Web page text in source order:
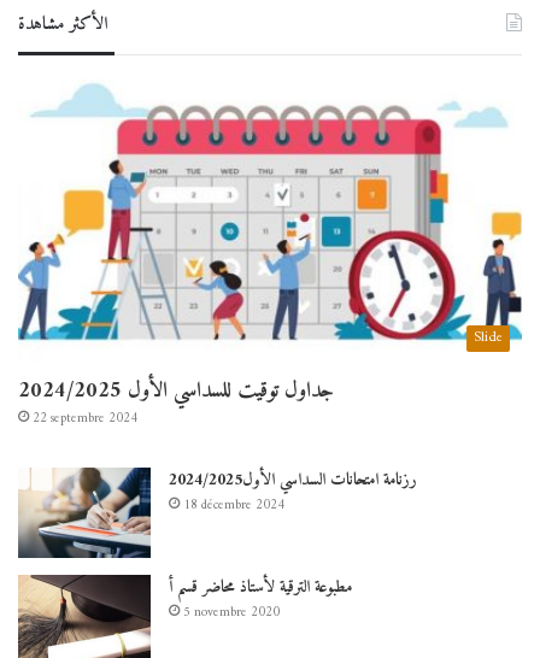
الأكثر مشاهدة
Slide
جداول توقيت للسداسي الأول 2024/2025
22 septembre 2024
رزنامة امتحانات السداسي الأول2024/2025
18 décembre 2024
مطبوعة الترقية لأستاذ محاضر قسم أ
5 novembre 2020